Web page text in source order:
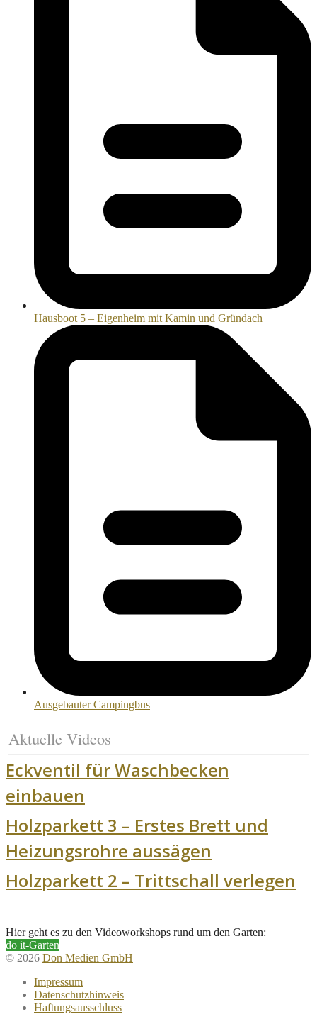
Hausboot 5 – Eigenheim mit Kamin und Gründach
Ausgebauter Campingbus
Aktuelle Videos
Eckventil für Waschbecken
einbauen
Holzparkett 3 – Erstes Brett und
Heizungsrohre aussägen
Holzparkett 2 – Trittschall verlegen
Hier geht es zu den Videoworkshops rund um den Garten:
do it-Garten
© 2026 Don Medien GmbH
Impressum
Datenschutzhinweis
Haftungsausschluss